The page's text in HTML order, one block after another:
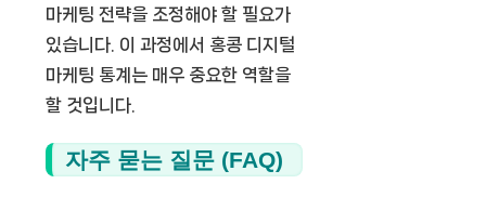
마케팅 전략을 조정해야 할 필요가
있습니다. 이 과정에서 홍콩 디지털
마케팅 통계는 매우 중요한 역할을
할 것입니다.
자주 묻는 질문 (FAQ)